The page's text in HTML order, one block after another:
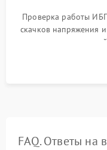
Проверка работы
скачков напряжения
времени
FAQ. Ответы на